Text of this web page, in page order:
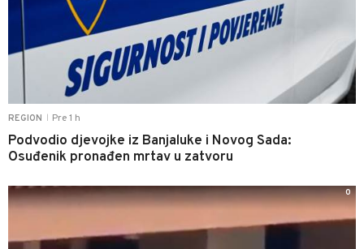
REGION Pre 1 h
Podvodio djevojke iz Banjaluke i Novog Sada:
Osuđenik pronađen mrtav u zatvoru
0